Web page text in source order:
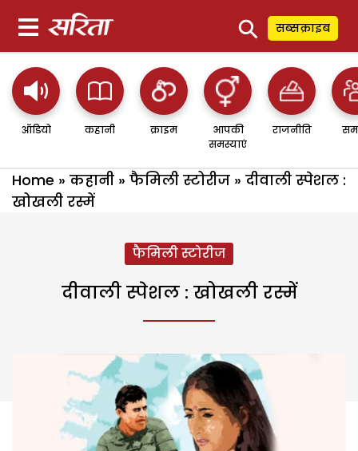
⚲ सब्सक्राइब
ऑडियो कहानी क्राइम
आपकी
समस्याएं
राजनीति
Home » कहानी » फैमिली स्टोरीज » दीवाली स्पेशल :
खोखली रस्में
फैमिली स्टोरीज
दीवाली स्पेशल : खोखली रस्में